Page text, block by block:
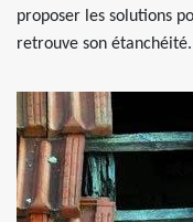
proposer les solutions
retrouve son